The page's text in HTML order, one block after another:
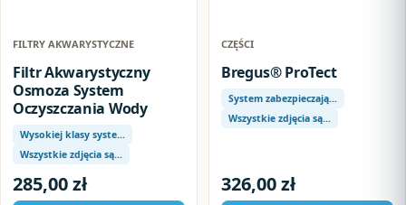
FILTRY AKWARYSTYCZNE
Filtr Akwarystyczny
Osmoza System
Oczyszczania Wody
Wysokiej klasy syste…
Wszystkie zdjęcia są…
285,00zł
CZĘŚCI
Bregus® ProTect
System zabezpieczają…
Wszystkie zdjęcia są…
326,00zł